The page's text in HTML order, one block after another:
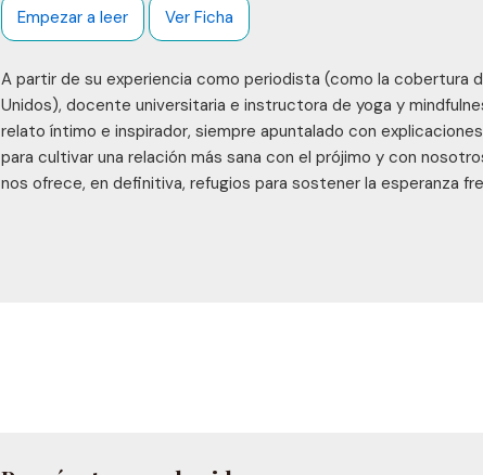
Empezar a leer Ver Ficha
A partir de su experiencia como periodista (como la cobertura
Unidos), docente universitaria e instructora de yoga y
relato íntimo e inspirador, siempre apuntalado con
para cultivar una relación más sana con el prójimo y con
nos ofrece, en definitiva, refugios para sostener la esperanza